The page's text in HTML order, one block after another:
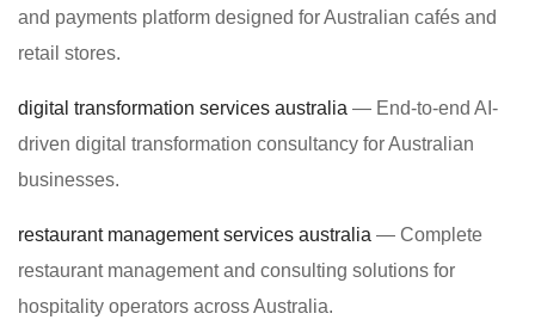
and payments platform designed for Australian cafés and
retail stores.
digital transformation services australia — End-to-end AI-
driven digital transformation consultancy for Australian
businesses.
restaurant management services australia — Complete
restaurant management and consulting solutions for
hospitality operators across Australia.